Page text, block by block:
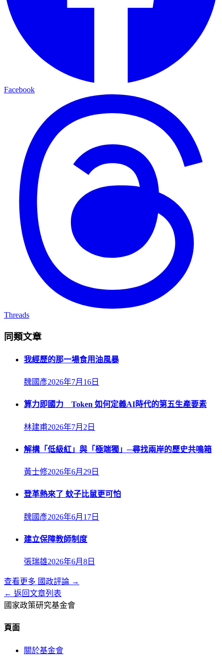
Facebook
Threads
同類文章
我經歷的那一場食用油風暴
魏國彥2026年7月16日
算力即國力 Token 如何定義AI時代的第五生產要素
林建甫2026年7月2日
解構「低級紅」與「極端獨」─尋找兩岸的歷史共鳴箱
黃士修2026年6月29日
登革熱來了 蚊子比鼠更可怕
魏國彥2026年6月17日
建立保障教師制度
張瑞雄2026年6月8日
查看更多 國政評論 →
← 返回文章列表
國家政策研究基金會
頁面
關於基金會